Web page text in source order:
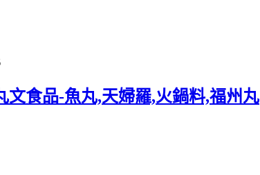
文食品-魚丸,天婦羅,火鍋料,福州丸